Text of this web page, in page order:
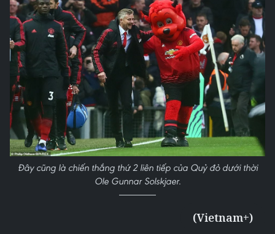
Đây cũng là chiến thắng thứ 2 liên tiếp của Quỷ đỏ dưới thời
Ole Gunnar Solskjaer.
(Vietnam+)